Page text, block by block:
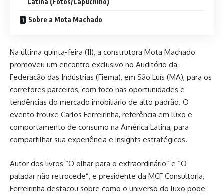
Sobre a Mota Machado
Na última quinta-feira (11), a construtora Mota Machado
promoveu um encontro exclusivo no Auditório da
Federação das Indústrias (Fiema), em São Luís (MA), para os
corretores parceiros, com foco nas oportunidades e
tendências do mercado imobiliário de alto padrão. O
evento trouxe Carlos Ferreirinha, referência em luxo e
comportamento de consumo na América Latina, para
compartilhar sua experiência e insights estratégicos.
Autor dos livros “O olhar para o extraordinário” e “O
paladar não retrocede”, e presidente da MCF Consultoria,
Ferreirinha destacou sobre como o universo do luxo pode